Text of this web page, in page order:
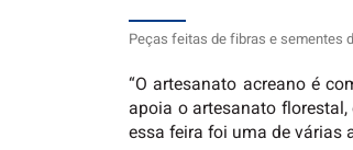
Peças feitas de fibras e sementes
“O artesanato acreano é
apoia o artesanato
essa feira foi uma de várias